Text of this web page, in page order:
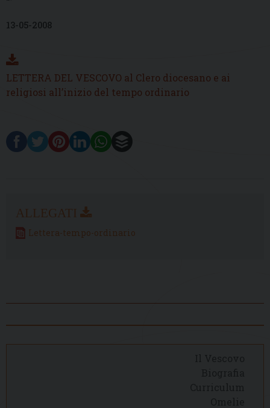
13-05-2008
LETTERA DEL VESCOVO al Clero diocesano e ai
religiosi all’inizio del tempo ordinario
Lettera-tempo-ordinario